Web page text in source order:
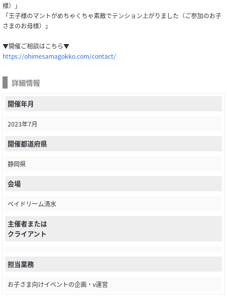
様）」
「王子様のマントがめちゃくちゃ素敵でテンション上がりました（ご参加のお子
さまのお母様）」
▼開催ご相談はこちら▼
https://ohimesamagokko.com/contact/
詳細情報
開催年月
2023年7月
開催都道府県
静岡県
会場
ベイドリーム清水
主催者または
クライアント
担当業務
お子さま向けイベントの企画・v運営